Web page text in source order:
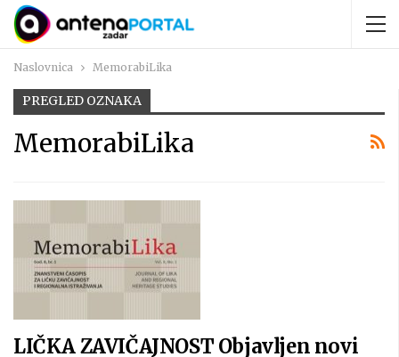
Naslovnica MemorabiLika
PREGLED OZNAKA
MemorabiLika
LIČKA ZAVIČAJNOST Objavljen novi